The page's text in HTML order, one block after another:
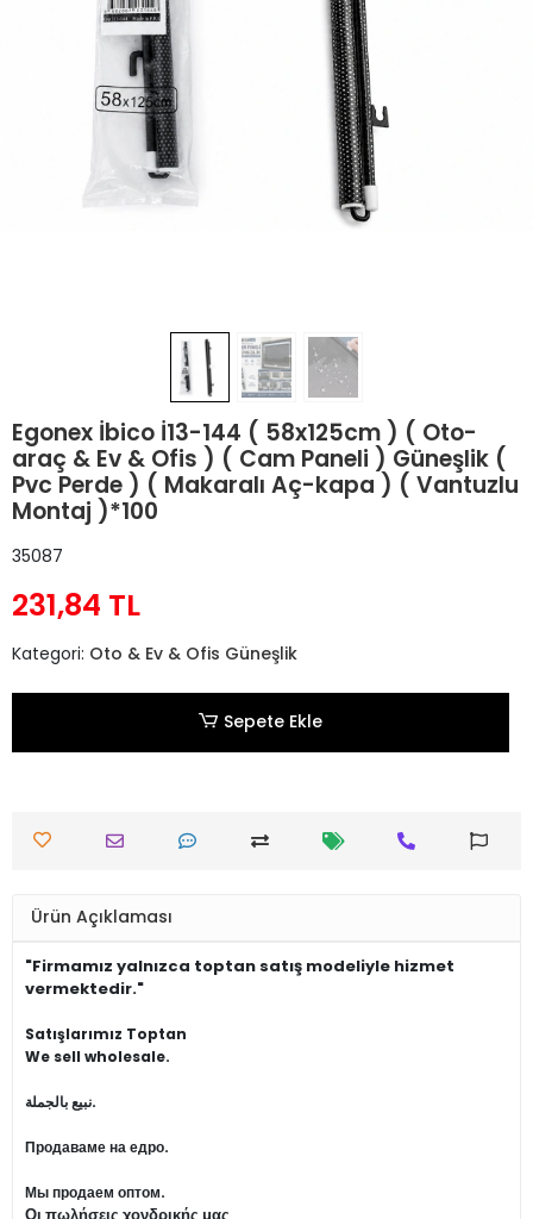
Egonex İbico İ13-144 ( 58x125cm ) ( Oto-
araç & Ev & Ofis ) ( Cam Paneli ) Güneşlik (
Pvc Perde ) ( Makaralı Aç-kapa ) ( Vantuzlu
Montaj )*100
35087
231,84 TL
Kategori: Oto & Ev & Ofis Güneşlik
Sepete Ekle
Ürün Açıklaması
"Firmamız yalnızca toptan satış modeliyle hizmet
vermektedir."
Satışlarımız Toptan
We sell wholesale.
نبيع بالجملة.
Продаваме на едро.
Мы продаем оптом.